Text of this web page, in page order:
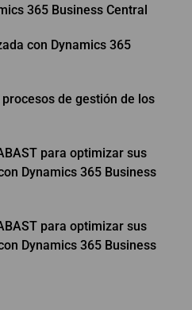
365 Business Central
con Dynamics 365
de gestión de los
para optimizar sus
Dynamics 365 Business
para optimizar sus
Dynamics 365 Business